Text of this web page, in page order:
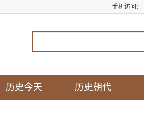
手机访问：
历史今天 历史朝代